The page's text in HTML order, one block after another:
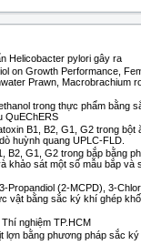
Helicobacter pylori gây ra
on Growth Performance,
Prawn, Macrobrachium
trong thực phẩm bằng
QuEChERS
B1, B2, G1, G2 trong bột
huỳnh quang UPLC-FLD.
B2, G1, G2 trong bắp bằng
khảo sát một số mẫu bắp và
Propandiol (2-MCPD), 3-
vật bằng sắc ký khí ghép
nghiệm TP.HCM
lợn bằng phương pháp sắc ký